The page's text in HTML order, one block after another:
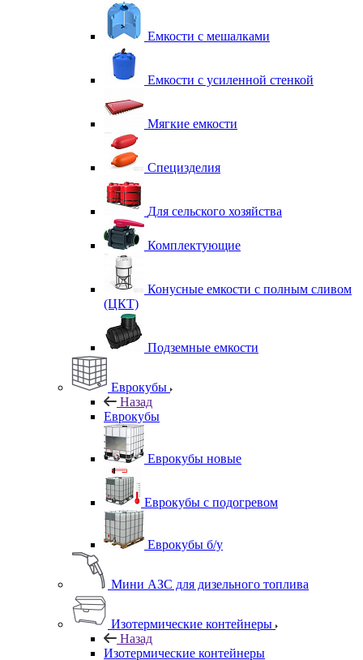
Емкости с мешалками
Емкости с усиленной стенкой
Мягкие емкости
Специзделия
Для сельского хозяйства
Комплектующие
Конусные емкости с полным сливом
(ЦКТ)
Подземные емкости
Еврокубы
Назад
Еврокубы
Еврокубы новые
Еврокубы с подогревом
Еврокубы б/у
Мини АЗС для дизельного топлива
Изотермические контейнеры
Назад
Изотермические контейнеры